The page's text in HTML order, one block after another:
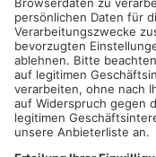
Während ihrer
70 entsprechende
Acht
16
berauschender
Fünf